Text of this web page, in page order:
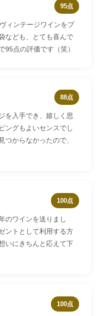
95点
ィンテージワインをプ
なども、とても喜んで
95点の評価です（笑）
88点
を入手でき、嬉しく思
ングもよいセンスでし
つからなかったので、
100点
のワインを送りまし
ントとして利用する方
いにきちんと応えて下
100点